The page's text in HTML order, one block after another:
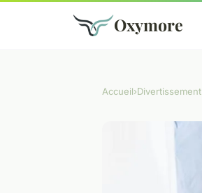
Oxymore
Accueil›Divertissement